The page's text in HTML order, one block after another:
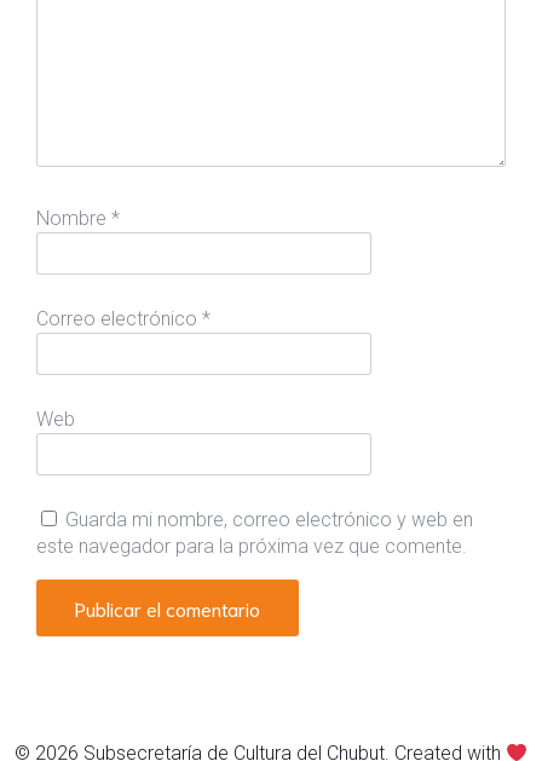
Nombre *
Correo electrónico *
Web
Guarda mi nombre, correo electrónico y web en
este navegador para la próxima vez que comente.
© 2026 Subsecretaría de Cultura del Chubut. Created with